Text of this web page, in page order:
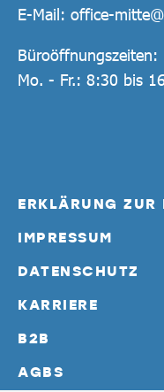
E-Mail: office-
Büroöffnungszeiten:
Mo. - Fr.: 8:30 bis
ERKLÄRUNG ZUR
IMPRESSUM
DATENSCHUTZ
KARRIERE
B2B
AGBS